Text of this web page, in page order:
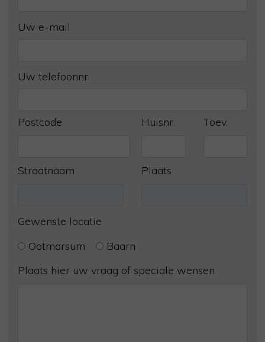
Uw e-mail
Uw telefoonnr
Postcode Huisnr. Toev.
Straatnaam Plaats
Gewenste locatie
Ootmarsum
Baarn
Plaats hier uw vraag of speciale wensen